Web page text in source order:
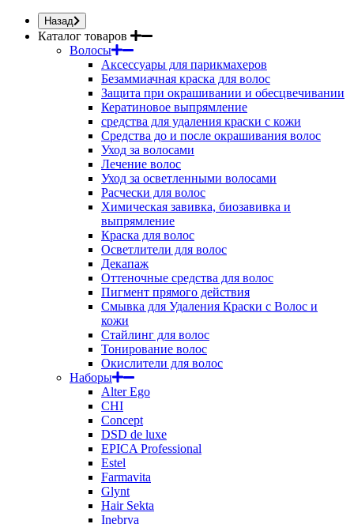
Назад
Каталог товаров
Волосы
Аксессуары для парикмахеров
Безаммиачная краска для волос
Защита при окрашивании и обесцвечивании
Кератиновое выпрямление
средства для удаления краски с кожи
Средства до и после окрашивания волос
Уход за волосами
Лечение волос
Уход за осветленными волосами
Расчески для волос
Химическая завивка, биозавивка и
выпрямление
Краска для волос
Осветлители для волос
Декапаж
Оттеночные средства для волос
Пигмент прямого действия
Смывка для Удаления Краски с Волос и
кожи
Стайлинг для волос
Тонирование волос
Окислители для волос
Наборы
Alter Ego
CHI
Concept
DSD de luxe
EPICA Professional
Estel
Farmavita
Glynt
Hair Sekta
Inebrya